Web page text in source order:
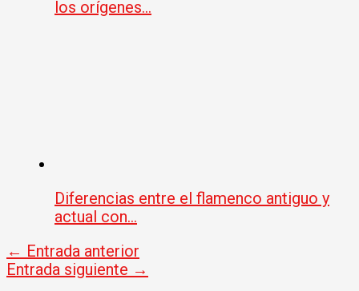
los orígenes…
Diferencias entre el flamenco antiguo y
actual con…
← Entrada anterior
Entrada siguiente →